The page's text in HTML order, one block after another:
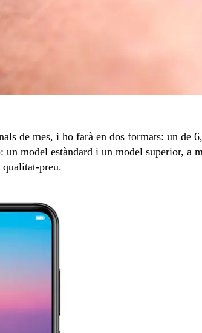
de mes, i ho farà en dos formats: un de
model estàndard i un model superior, a
preu.